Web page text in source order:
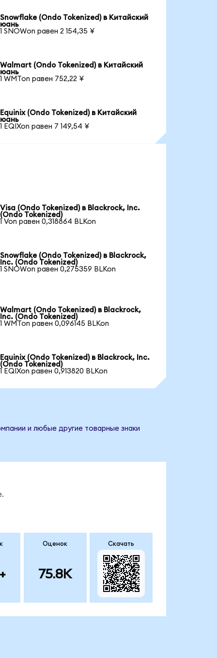
Snowflake (Ondo Tokenized) в Китайский
юань
1 SNOWon равен 2 154,35 ¥
Walmart (Ondo Tokenized) в Китайский
юань
1 WMTon равен 752,22 ¥
Equinix (Ondo Tokenized) в Китайский
юань
1 EQIXon равен 7 149,54 ¥
Visa (Ondo Tokenized) в Blackrock, Inc.
(Ondo Tokenized)
1 Von равен 0,318864 BLKon
Snowflake (Ondo Tokenized) в Blackrock,
Inc. (Ondo Tokenized)
1 SNOWon равен 0,275359 BLKon
Walmart (Ondo Tokenized) в Blackrock,
Inc. (Ondo Tokenized)
1 WMTon равен 0,096145 BLKon
Equinix (Ondo Tokenized) в Blackrock, Inc.
(Ondo Tokenized)
1 EQIXon равен 0,913820 BLKon
и любые другие товарные знаки
Оценок
75.8K
Скачать